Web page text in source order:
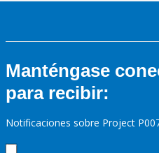
Manténgase
para recibir:
Notificaciones sobre Project